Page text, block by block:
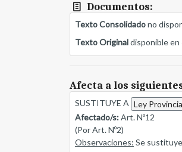
Documentos:
Texto Consolidadono
Texto Originaldisponible
Afecta a los
SUSTITUYE A Ley
Afectado/s:Art. Nº12
(Por Art. Nº2)
Observaciones: Se